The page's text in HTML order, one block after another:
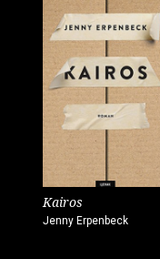
Kairos
Jenny Erpenbeck